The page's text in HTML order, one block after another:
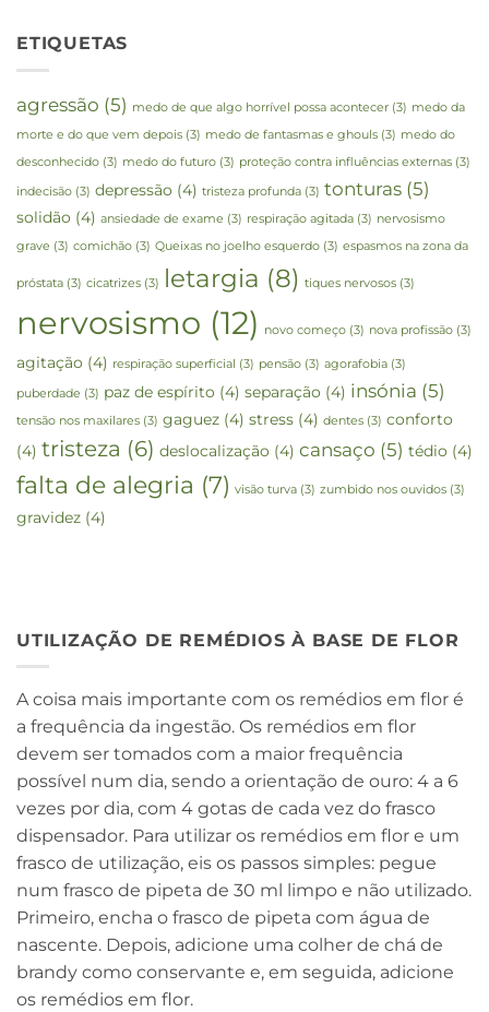
ETIQUETAS
agressão (5) medo de que algo horrível possa acontecer (3) medo da
morte e do que vem depois (3) medo de fantasmas e ghouls (3) medo do
desconhecido (3) medo do futuro (3) proteção contra influências externas (3)
indecisão (3) depressão (4) tristeza profunda (3) tonturas (5)
solidão (4) ansiedade de exame (3) respiração agitada (3) nervosismo
grave (3) comichão (3) Queixas no joelho esquerdo (3) espasmos na zona da
próstata (3) cicatrizes (3) letargia (8) tiques nervosos (3)
nervosismo (12) novo começo (3) nova profissão (3)
agitação (4) respiração superficial (3) pensão (3) agorafobia (3)
puberdade (3) paz de espírito (4) separação (4) insónia (5)
tensão nos maxilares (3) gaguez (4) stress (4) dentes (3) conforto
(4) tristeza (6) deslocalização (4) cansaço (5) tédio (4)
falta de alegria (7) visão turva (3) zumbido nos ouvidos (3)
gravidez (4)
UTILIZAÇÃO DE REMÉDIOS À BASE DE FLOR
A coisa mais importante com os remédios em flor é
a frequência da ingestão. Os remédios em flor
devem ser tomados com a maior frequência
possível num dia, sendo a orientação de ouro: 4 a 6
vezes por dia, com 4 gotas de cada vez do frasco
dispensador. Para utilizar os remédios em flor e um
frasco de utilização, eis os passos simples: pegue
num frasco de pipeta de 30 ml limpo e não utilizado.
Primeiro, encha o frasco de pipeta com água de
nascente. Depois, adicione uma colher de chá de
brandy como conservante e, em seguida, adicione
os remédios em flor.